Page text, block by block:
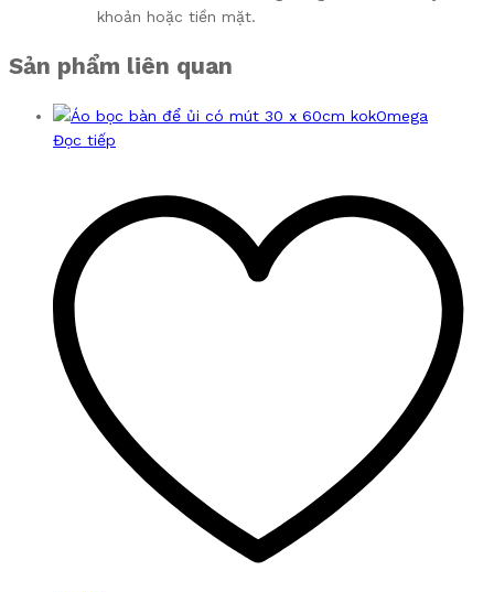
khoản hoặc tiền mặt.
Sản phẩm liên quan
Đọc tiếp